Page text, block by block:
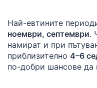
Най-евтините
ноември, септември.
намират и при
приблизително 4–6
по-добри шансове да